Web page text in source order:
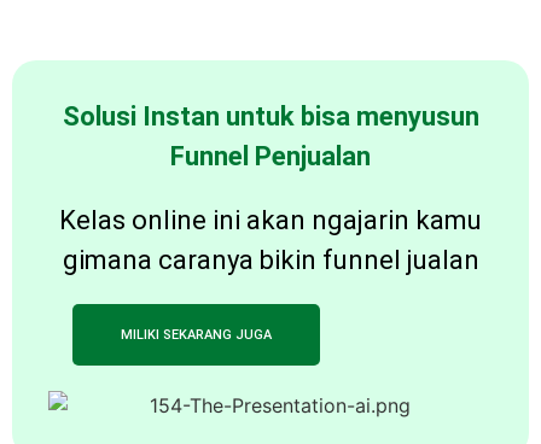
Solusi Instan untuk bisa menyusun
Funnel Penjualan
Kelas online ini akan ngajarin kamu
gimana caranya bikin funnel jualan
MILIKI SEKARANG JUGA